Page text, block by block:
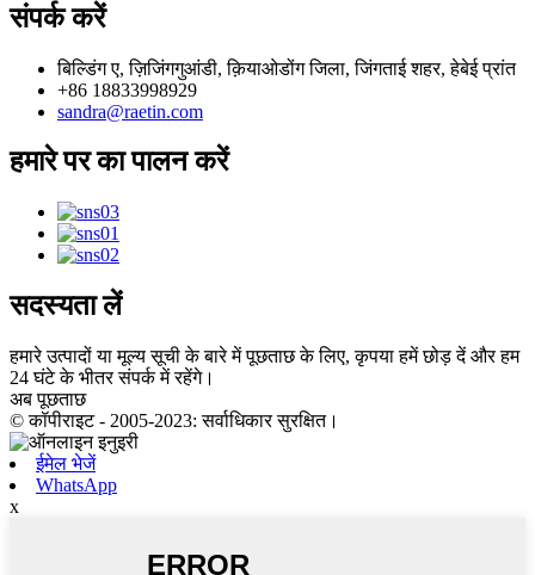
संपर्क करें
बिल्डिंग ए, ज़िजिंगगुआंडी, क़ियाओडोंग जिला, जिंगताई शहर, हेबेई प्रांत
+86 18833998929
sandra@raetin.com
हमारे पर का पालन करें
सदस्यता लें
हमारे उत्पादों या मूल्य सूची के बारे में पूछताछ के लिए, कृपया हमें छोड़ दें और हम
24 घंटे के भीतर संपर्क में रहेंगे।
अब पूछताछ
© कॉपीराइट - 2005-2023: सर्वाधिकार सुरक्षित।
ईमेल भेजें
WhatsApp
x